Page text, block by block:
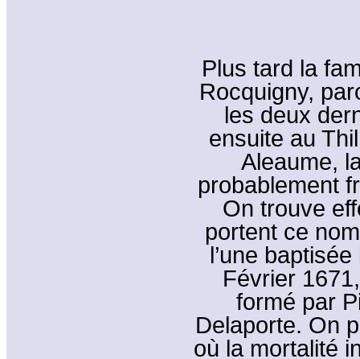
Plus tard la
Rocquigny,
les deux
ensuite au
Aleaume,
probablement
On trouve
portent ce
l’une
Février
formé par
Delaporte. On
où la mortalité